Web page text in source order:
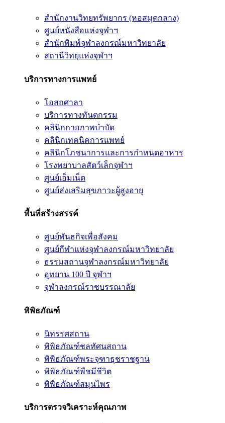
สำนักงานวิทยทรัพยากร (หอสมุดกลาง)
ศูนย์หนังสือแห่งจุฬาฯ
สำนักพิมพ์จุฬาลงกรณ์มหาวิทยาลัย
สถานีวิทยุแห่งจุฬาฯ
บริการทางการแพทย์
โอสถศาลา
บริการทางทันตกรรม
คลินิกกายภาพบำบัด
คลินิกเทคนิคการแพทย์
คลินิกโภชนาการและการกำหนดอาหาร
โรงพยาบาลสัตว์เล็กจุฬาฯ
ศูนย์เอ็มเน็ต
ศูนย์ส่งเสริมสุขภาวะผู้สูงอายุ
พื้นที่สร้างสรรค์
ศูนย์พันธกิจเพื่อสังคม
ศูนย์กีฬาแห่งจุฬาลงกรณ์มหาวิทยาลัย
ธรรมสถานจุฬาลงกรณ์มหาวิทยาลัย
อุทยาน 100 ปี จุฬาฯ
จุฬาลงกรณ์ราชบรรณาลัย
พิพิธภัณฑ์
นิทรรศสถาน
พิพิธภัณฑ์ชลทัศนสถาน
พิพิธภัณฑ์พระจุฑาธุชราชฐาน
พิพิธภัณฑ์พืชมีชีวิต
พิพิธภัณฑ์สมุนไพร
บริการตรวจวิเคราะห์คุณภาพ